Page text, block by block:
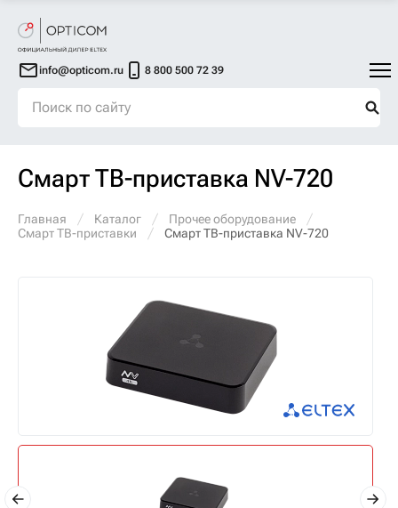
info@opticom.ru 8 800 500 72 39
Смарт ТВ-приставка NV-720
Главная Каталог
Прочее оборудование
Смарт ТВ-приставки
Смарт ТВ-приставка NV-720